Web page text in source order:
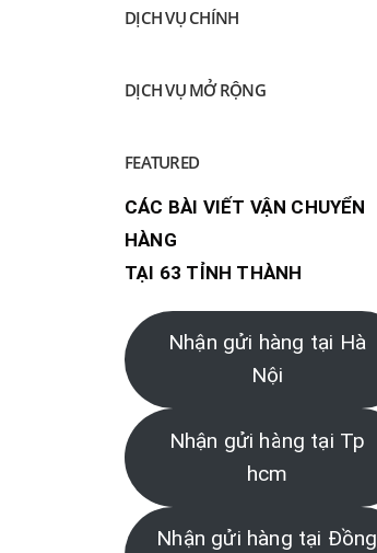
DỊCH VỤ CHÍNH
DỊCH VỤ MỞ RỘNG
FEATURED
CÁC BÀI VIẾT VẬN CHUYỂN
HÀNG
TẠI 63 TỈNH THÀNH
Nhận gửi hàng tại Hà
Nội
Nhận gửi hàng tại Tp
hcm
Nhận gửi hàng tại Đồng